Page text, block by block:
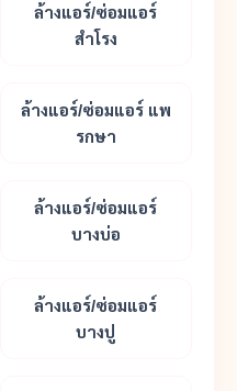
ล้างแอร์/ซ่อมแอร์
สำโรง
ล้างแอร์/ซ่อมแอร์ แพ
รกษา
ล้างแอร์/ซ่อมแอร์
บางบ่อ
ล้างแอร์/ซ่อมแอร์
บางปู